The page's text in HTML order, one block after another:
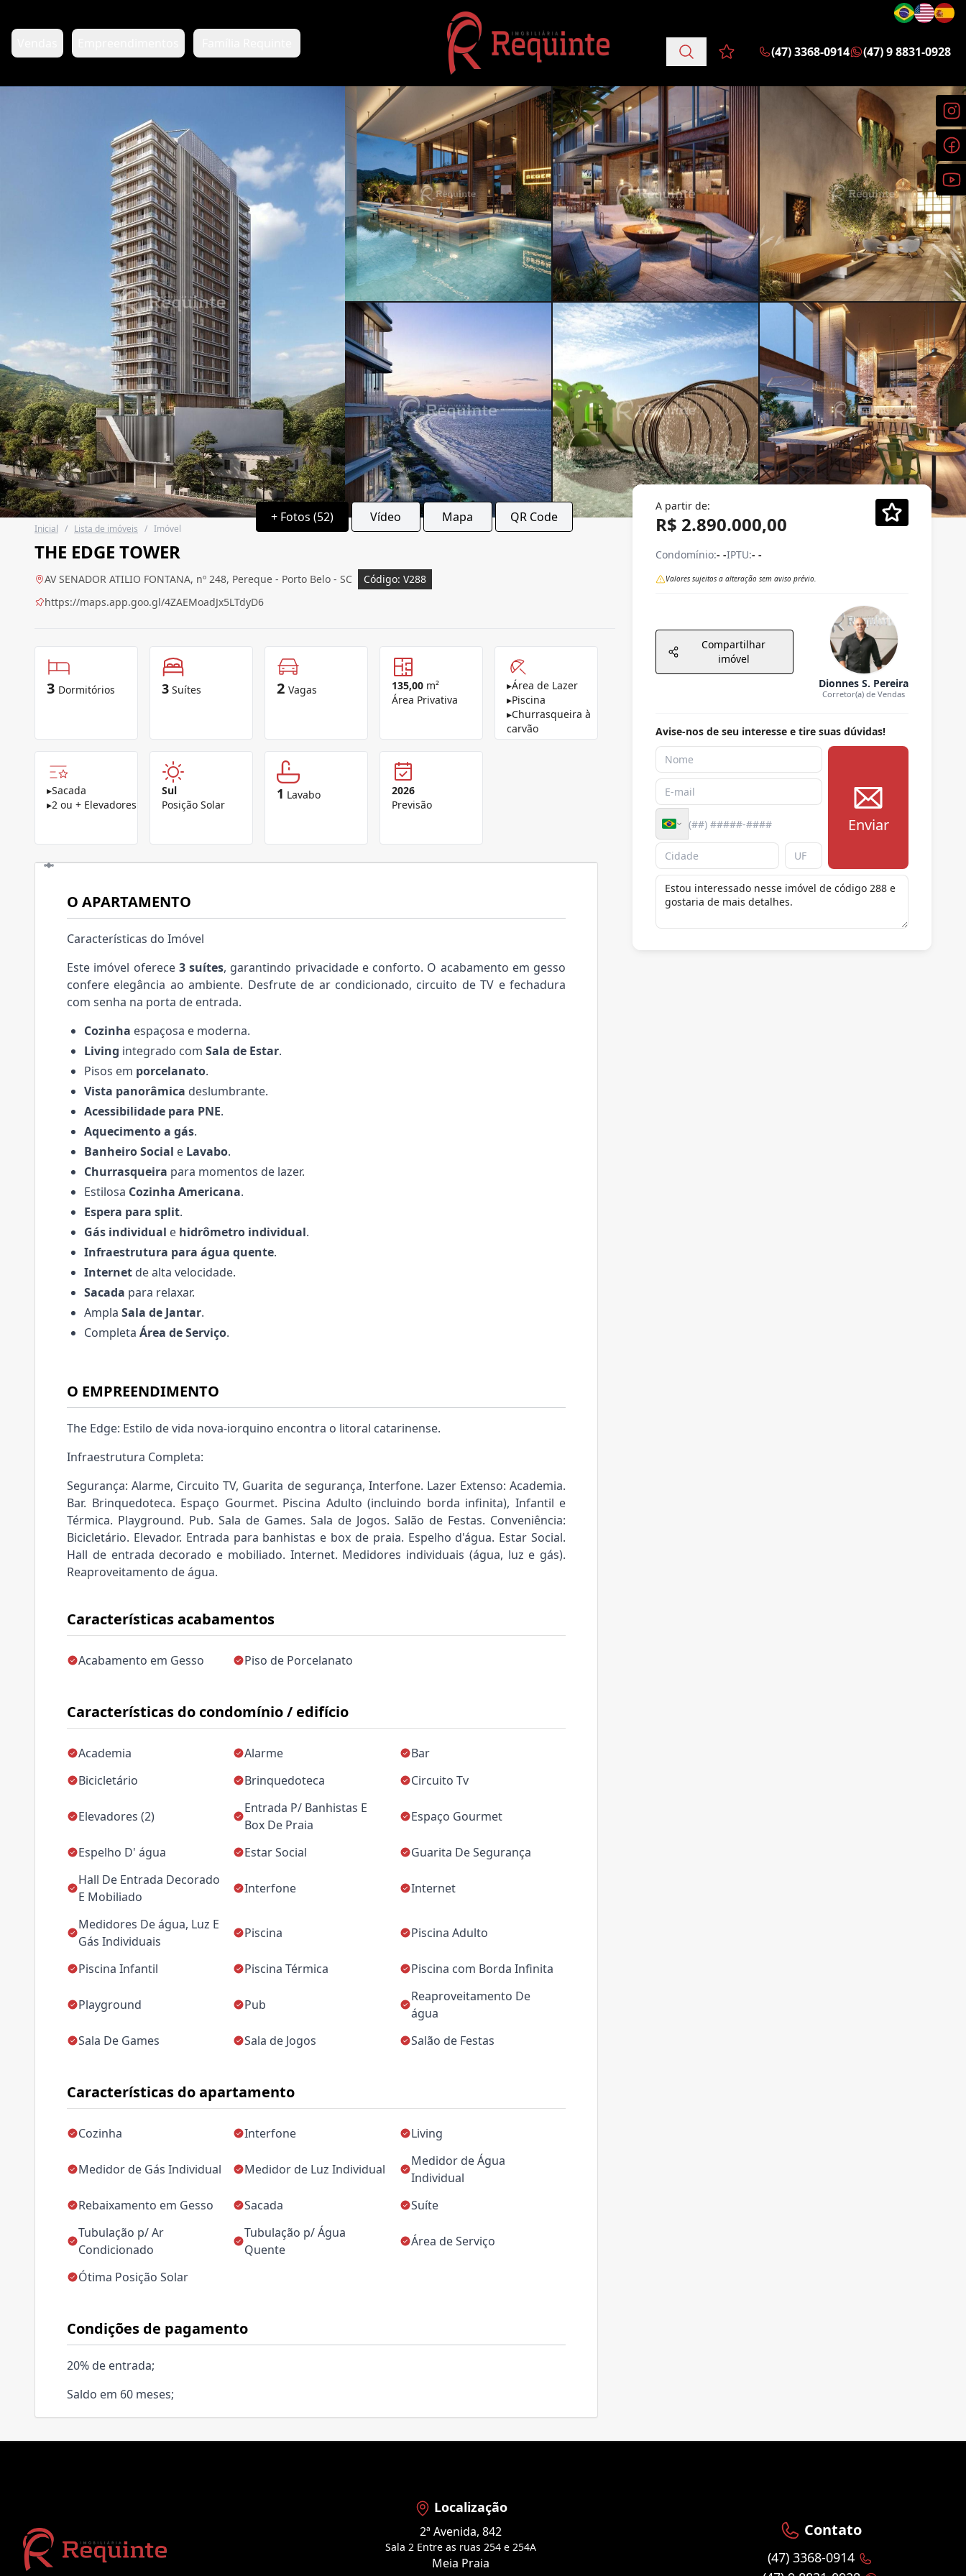
Favoritos (0 itens)
(47) 3368-0914 (47) 9 8831-0928
+ Fotos (52) Vídeo Mapa QR Code
Inicial / Lista de imóveis / Imóvel
THE EDGE TOWER
AV SENADOR ATILIO FONTANA, nº 248, Pereque - Porto Belo - SC
Código: V288
https://maps.app.goo.gl/4ZAEMoadJx5LTdyD6
3 Dormitórios 3 Suítes 2 Vagas 135,00 m²
Área Privativa
▸Área de Lazer
▸Piscina
▸Churrasqueira à
carvão
▸Sacada
▸2 ou + Elevadores
Sul
Posição Solar
1 Lavabo
2026
Previsão
Características acabamentos
Acabamento em Gesso Piso de Porcelanato
Características do condomínio / edifício
Academia Alarme
Bar
Bicicletário
Brinquedoteca Circuito Tv
Elevadores (2)
Entrada P/ Banhistas E
Box De Praia
Espaço Gourmet
Espelho D' água Estar Social
Guarita De Segurança
Hall De Entrada Decorado
E Mobiliado
Interfone Internet
Medidores De água, Luz E
Gás Individuais
Piscina Piscina Adulto
Piscina Infantil Piscina Térmica Piscina com Borda Infinita
Playground Pub
Reaproveitamento De
água
Sala De Games
Sala de Jogos Salão de Festas
Características do apartamento
Cozinha Interfone Living
Medidor de Gás Individual Medidor de Luz Individual
Medidor de Água
Individual
Rebaixamento em Gesso
Sacada
Suíte
Tubulação p/ Ar
Condicionado
Tubulação p/ Água
Quente
Área de Serviço
Ótima Posição Solar
O APARTAMENTO
Características do Imóvel
Este imóvel oferece 3 suítes, garantindo privacidade e conforto. O acabamento em gesso
confere elegância ao ambiente. Desfrute de ar condicionado, circuito de TV e fechadura
com senha na porta de entrada.
Cozinha espaçosa e moderna.
Living integrado com Sala de Estar.
Pisos em porcelanato.
Vista panorâmica deslumbrante.
Acessibilidade para PNE.
Aquecimento a gás.
Banheiro Social e Lavabo.
Churrasqueira para momentos de lazer.
Estilosa Cozinha Americana.
Espera para split.
Gás individual e hidrômetro individual.
Infraestrutura para água quente.
Internet de alta velocidade.
Sacada para relaxar.
Ampla Sala de Jantar.
Completa Área de Serviço.
O EMPREENDIMENTO
The Edge: Estilo de vida nova-iorquino encontra o litoral catarinense.
Infraestrutura Completa:
Segurança: Alarme, Circuito TV, Guarita de segurança, Interfone. Lazer Extenso: Academia.
Bar. Brinquedoteca. Espaço Gourmet. Piscina Adulto (incluindo borda infinita), Infantil e
Térmica. Playground. Pub. Sala de Games. Sala de Jogos. Salão de Festas. Conveniência:
Bicicletário. Elevador. Entrada para banhistas e box de praia. Espelho d'água. Estar Social.
Hall de entrada decorado e mobiliado. Internet. Medidores individuais (água, luz e gás).
Reaproveitamento de água.
Condições de pagamento
20% de entrada;
Saldo em 60 meses;
A partir de:
R$ 2.890.000,00
Condomínio:- -IPTU:- -
Valores sujeitos a alteração sem aviso prévio.
Compartilhar
imóvel
Dionnes S. Pereira
Corretor(a) de Vendas
Avise-nos de seu interesse e tire suas dúvidas!
Enviar
Localização
2ª Avenida, 842
Sala 2 Entre as ruas 254 e 254A
Meia Praia
Contato
(47) 3368-0914